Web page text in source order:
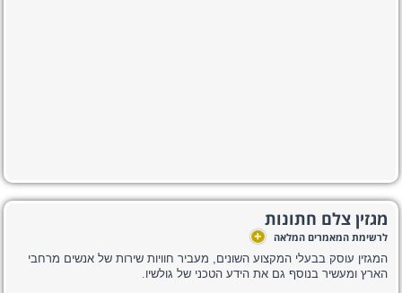
מגזין צלם חתונות
לרשימת המאמרים המלאה +
המגזין עוסק בבעלי המקצוע השונים, מעביר חוויות שירות של אנשים מרחבי
הארץ ומעשיר בנוסף גם את הידע הטכני של גולשיו.